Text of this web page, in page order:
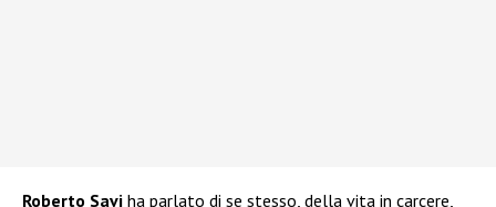
Roberto Savi ha parlato di se stesso, della vita in carcere,